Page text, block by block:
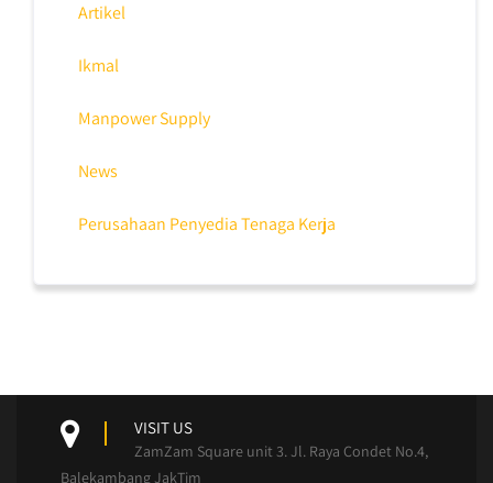
Artikel
Ikmal
Manpower Supply
News
Perusahaan Penyedia Tenaga Kerja
VISIT US
ZamZam Square unit 3. Jl. Raya Condet No.4,
Balekambang JakTim